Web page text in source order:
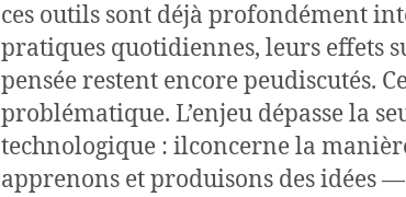
ces outils sont déjà profondément
pratiques quotidiennes, leurs effets
pensée restent encore peudiscutés.
problématique. L’enjeu dépasse la
technologique : ilconcerne la
apprenons et produisons des idées